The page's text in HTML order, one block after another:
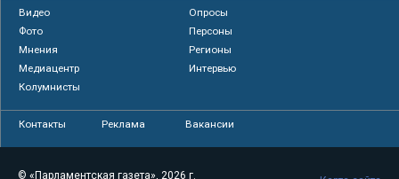
Видео
Опросы
Фото
Персоны
Мнения
Регионы
Медиацентр
Интервью
Колумнисты
Контакты Реклама Вакансии
© «Парламентская газета», 2026 г.